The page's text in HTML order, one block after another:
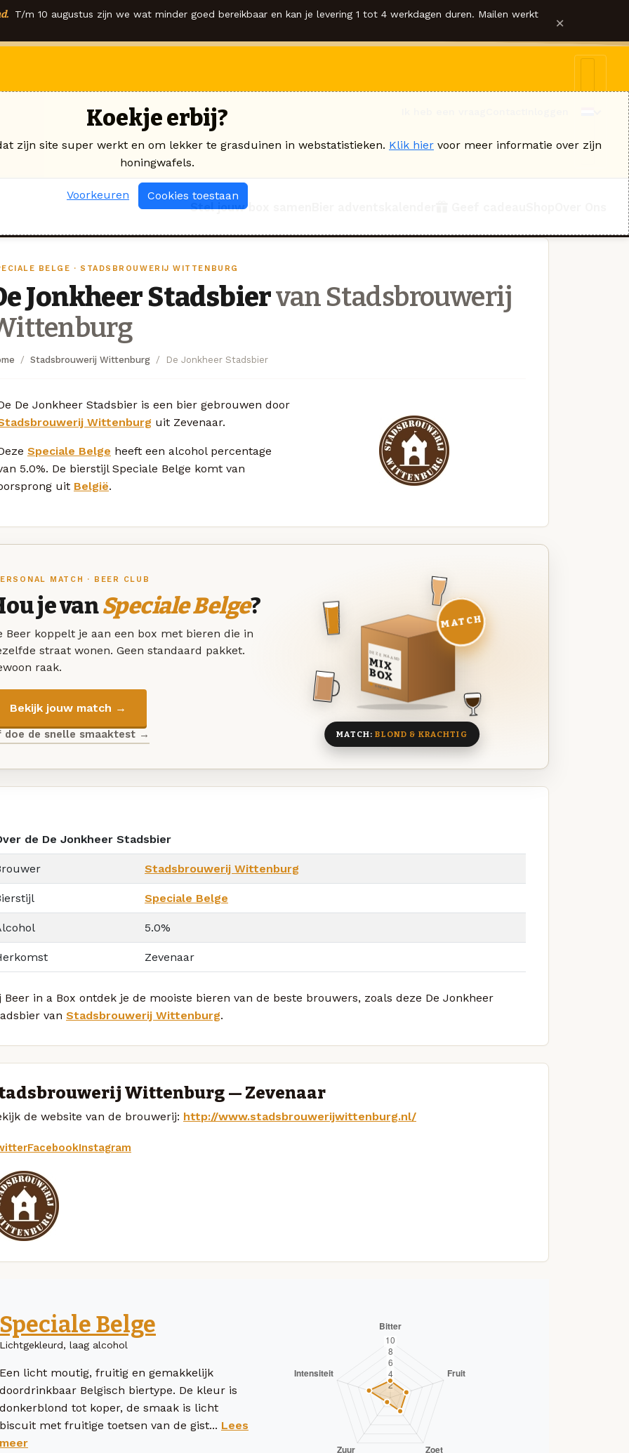
T/m 10 augustus zijn we wat minder goed bereikbaar en kan je levering 1 tot 4 werkdagen duren. Mailen werkt ×
Stel jouw box samen
BELGE · STADSBROUWERIJ WITTENBURG
Jonkheer Stadsbiervan Stadsbrouwerij
Stadsbrouwerij Wittenburg De Jonkheer Stadsbier
De Jonkheer Stadsbier is een bier gebrouwen door
Wittenburg uit Zevenaar.
Speciale Belge heeft een alcohol percentage
5.0%. De bierstijl Speciale Belge komt van
uit België.
MATCH · BEER CLUB
je vanSpeciale Belge?
Beer koppelt je aan een box met bieren die in
straat wonen. Geen standaard pakket.
raak.
Bekijk jouw match →
doe de snelle smaaktest →
DEZE MAAND
MIX
BOX
8 BIEREN
MATCH
MATCH:BLOND & KRACHTIG
de De Jonkheer Stadsbier
Stadsbrouwerij Wittenburg
Speciale Belge
5.0%
Zevenaar
Beer in a Box ontdek je de mooiste bieren van de beste brouwers, zoals deze De Jonkheer
van Stadsbrouwerij Wittenburg.
Wittenburg — Zevenaar
de website van de brouwerij: http://www.stadsbrouwerijwittenburg.nl/
FacebookInstagram
Speciale Belge
Lichtgekleurd, laag alcohol
Een licht moutig, fruitig en gemakkelijk
doordrinkbaar Belgisch biertype. De kleur is
donkerblond tot koper, de smaak is licht
biscuit met fruitige toetsen van de gist... Lees
meer
Koekje erbij?
zijn site super werkt en om lekker te grasduinen in webstatistieken. Klik hier voor meer informatie over zijn
honingwafels.
Voorkeuren Cookies toestaan